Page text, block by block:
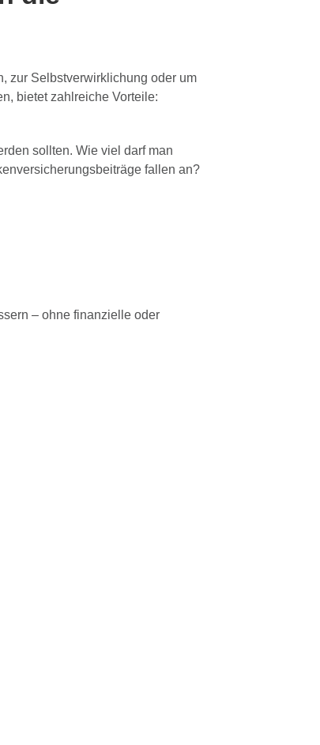
zur Selbstverwirklichung oder um
bietet zahlreiche Vorteile:
sollten. Wie viel darf man
fallen an?
– ohne finanzielle oder